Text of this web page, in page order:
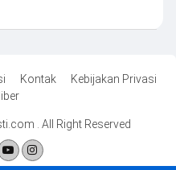
Kontak
Kebijakan Privasi
. All Right Reserved